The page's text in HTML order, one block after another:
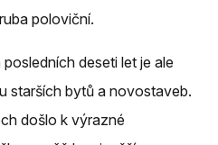
poloviční.
deseti let je ale
starších bytů a novostaveb.
došlo k výrazné